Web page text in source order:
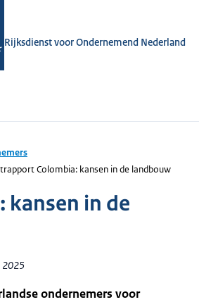
Rijksdienst voor Ondernemend Nederland
Colombia: kansen in de landbouw
in de
2025
ondernemers voor